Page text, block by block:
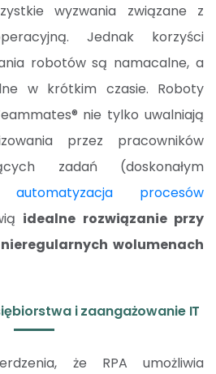
wyzwania związane z
Jednak korzyści
robotów są namacalne, a
w krótkim czasie. Roboty
nie tylko uwalniają
przez pracowników
zadań (doskonałym
automatyzacja procesów
idealne rozwiązanie przy
wolumenach
i zaangażowanie IT
że RPA umożliwia